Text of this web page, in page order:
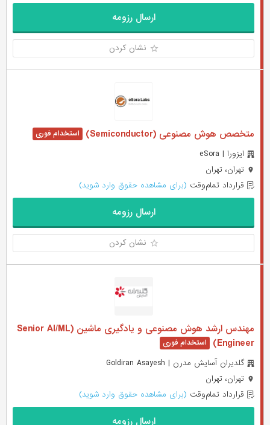
ارسال رزومه
نشان کردن
متخصص هوش مصنوعی (Semiconductor)
ایزورا | eSora
تهران، تهران
قرارداد تمام‌وقت (برای مشاهده حقوق وارد شوید)
ارسال رزومه
نشان کردن
مهندس ارشد هوش مصنوعی و یادگیری ماشین (Senior AI/ML
Engineer)
گلدیران آسایش مدرن | Goldiran Asayesh
تهران، تهران
قرارداد تمام‌وقت (برای مشاهده حقوق وارد شوید)
ارسال رزومه